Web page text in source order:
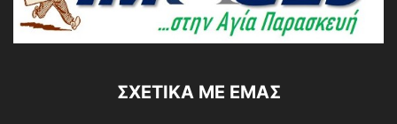
ΣΧΕΤΙΚΆ ΜΕ ΕΜΆΣ